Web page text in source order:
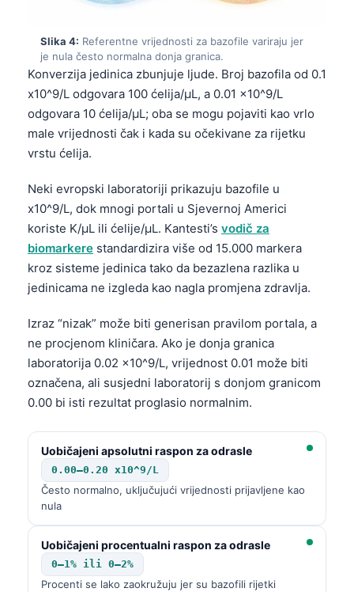
Slika 4: Referentne vrijednosti za bazofile variraju jer
je nula često normalna donja granica.
Konverzija jedinica zbunjuje ljude. Broj bazofila od 0.1
x10^9/L odgovara 100 ćelija/µL, a 0.01 x10^9/L
odgovara 10 ćelija/µL; oba se mogu pojaviti kao vrlo
male vrijednosti čak i kada su očekivane za rijetku
vrstu ćelija.
Neki evropski laboratoriji prikazuju bazofile u
x10^9/L, dok mnogi portali u Sjevernoj Americi
koriste K/µL ili ćelije/µL. Kantesti’s vodič za
biomarkere standardizira više od 15.000 markera
kroz sisteme jedinica tako da bezazlena razlika u
jedinicama ne izgleda kao nagla promjena zdravlja.
Izraz “nizak” može biti generisan pravilom portala, a
ne procjenom kliničara. Ako je donja granica
laboratorija 0.02 x10^9/L, vrijednost 0.01 može biti
označena, ali susjedni laboratorij s donjom granicom
0.00 bi isti rezultat proglasio normalnim.
Uobičajeni apsolutni raspon za odrasle
0.00–0.20 x10^9/L
Često normalno, uključujući vrijednosti prijavljene kao
nula
Uobičajeni procentualni raspon za odrasle
0–1% ili 0–2%
Procenti se lako zaokružuju jer su bazofili rijetki